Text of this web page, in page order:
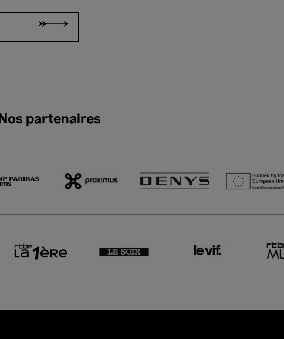
Nos partenaires